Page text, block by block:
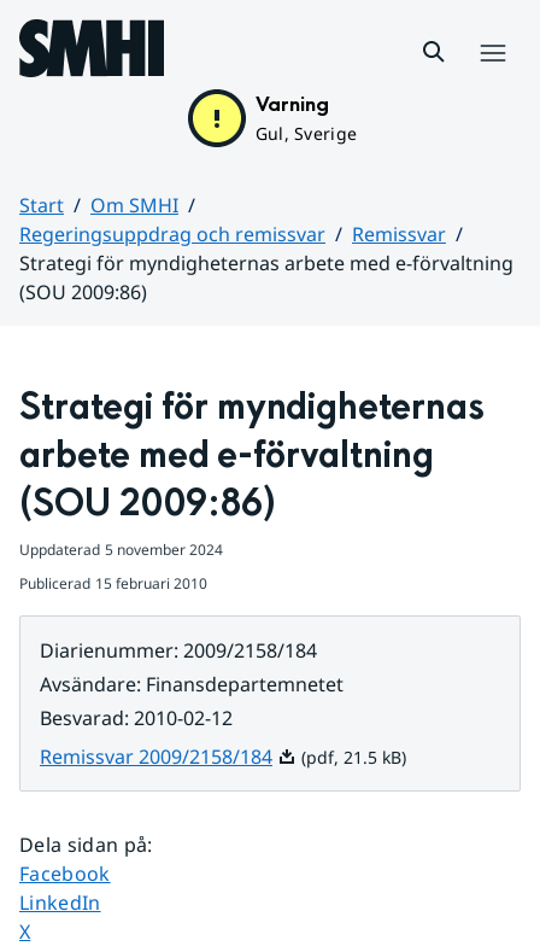
Hoppa till sidans innehåll
Varning
Gul, Sverige
Start
Om SMHI
Regeringsuppdrag och remissvar
Remissvar
Strategi för myndigheternas arbete med e-förvaltning
(SOU 2009:86)
Strategi för myndigheternas
arbete med e-förvaltning
(SOU 2009:86)
Uppdaterad 5 november 2024
Publicerad 15 februari 2010
Diarienummer: 2009/2158/184
Avsändare: Finansdepartemnetet
Besvarad: 2010-02-12
Remissvar 2009/2158/184Pdf, 21.5 kB.
(pdf, 21.5 kB)
Dela sidan på:
Dela sidan på
Facebook
Dela sidan på
LinkedIn
Dela sidan på
X